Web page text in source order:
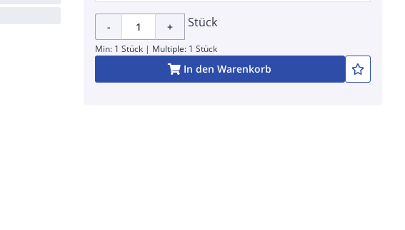
- + Stück
Min: 1 Stück | Multiple: 1 Stück
In den Warenkorb